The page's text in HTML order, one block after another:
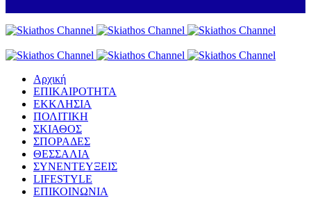
Αρχική
ΕΠΙΚΑΙΡΟΤΗΤΑ
ΕΚΚΛΗΣΙΑ
ΠΟΛΙΤΙΚΗ
ΣΚΙΑΘΟΣ
ΣΠΟΡΑΔΕΣ
ΘΕΣΣΑΛΙΑ
ΣΥΝΕΝΤΕΥΞΕΙΣ
LIFESTYLE
ΕΠΙΚΟΙΝΩΝΙΑ